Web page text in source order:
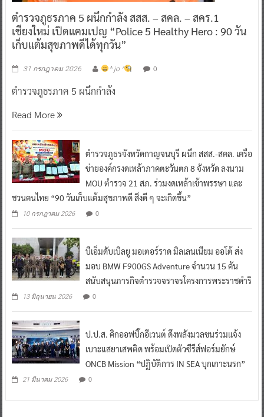
ตำรวจภูธรภาค 5 ผนึกกำลัง สสส. – สคล. – สคร.1
เชียงใหม่ เปิดแคมเปญ “Police 5 Healthy Hero : 90 วัน
เก็บแต้มสุขภาพดีได้ทุกวัน”
31 กรกฎาคม 2026 ^ jo ^ 0
ตำรวจภูธรภาค 5 ผนึกกำลัง
Read More
ตำรวจภูธรจังหวัดกาญจนบุรี ผนึก สสส.-สคล. เครือ
ข่ายองค์กรงดเหล้าภาคตะวันตก 8 จังหวัด ลงนาม
MOU ตำรวจ 21 สภ. ร่วมงดเหล้าเข้าพรรษา และ
ชวนคนไทย “90 วันเก็บแต้มสุขภาพดี สิ่งดี ๆ จะเกิดขึ้น”
10 กรกฎาคม 2026 0
บีเอ็มดับเบิลยู มอเตอร์ราด มิลเลนเนียม ออโต้ ส่ง
มอบ BMW F900GS Adventure จำนวน 15 คัน
สนับสนุนภารกิจตำรวจจราจรโครงการพระราชดำริ
13 มิถุนายน 2026 0
ป.ป.ส. คิกออฟบิ๊กอีเวนต์ ดึงพลังมวลชนร่วมแจ้ง
เบาะแสยาเสพติด พร้อมเปิดตัวซีรีส์ฟอร์มยักษ์
ONCB Mission “ปฏิบัติการ IN SEA บุกเกาะนรก”
21 มีนาคม 2026 0